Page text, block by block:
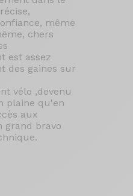
même
chers
est assez
des gaines sur
vélo ,devenu
plaine qu'en
aux
grand bravo